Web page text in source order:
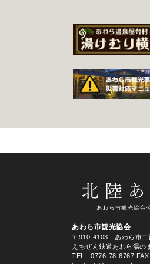
あわら市観光協会
〒910-4103 あわら市二
えちぜん鉄道あわら湯の
TEL
: 0776-78-6767